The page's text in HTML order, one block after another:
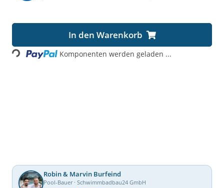
In den Warenkorb
Loading... Komponenten werden geladen ...
Robin & Marvin Burfeind
Pool-Bauer · Schwimmbadbau24 GmbH